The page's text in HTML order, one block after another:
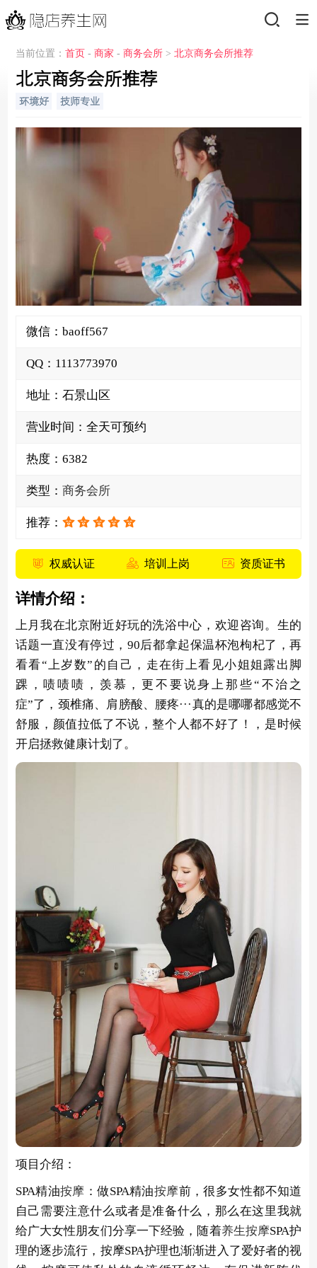
当前位置： 首页- 商家 - 商务会所> 北京商务会所推荐
北京商务会所推荐
环境好 技师专业
微信： baoff567
QQ： 1113773970
地址：石景山区
营业时间：全天可预约
热度： 6382
类型： 商务会所
推荐：
权威认证 培训上岗 资质证书
详情介绍：
上月我在北京附近好玩的洗浴中心，欢迎咨询。生的
话题一直没有停过，90后都拿起保温杯泡枸杞了，再
看看“上岁数”的自己，走在街上看见小姐姐露出脚
踝，啧啧啧，羡慕，更不要说身上那些“不治之
症”了，颈椎痛、肩膀酸、腰疼···真的是哪哪都感觉不
舒服，颜值拉低了不说，整个人都不好了！，是时候
开启拯救健康计划了。
项目介绍：
SPA精油按摩 ：做SPA精油按摩前，很多女性都不知道
自己需要注意什么或者是准备什么，那么在这里我就
给广大女性朋友们分享一下经验，随着养生按摩SPA护
理的逐步流行，按摩SPA护理也渐渐进入了爱好者的视